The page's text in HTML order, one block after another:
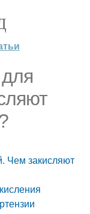
Чем закисляют